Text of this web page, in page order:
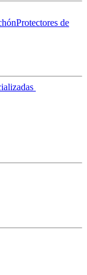
Protectores de